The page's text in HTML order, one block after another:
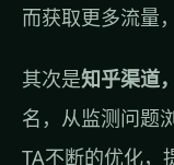
而获取更多流量
其次是知乎渠道，
名，从监测问题
TA不断的优化，